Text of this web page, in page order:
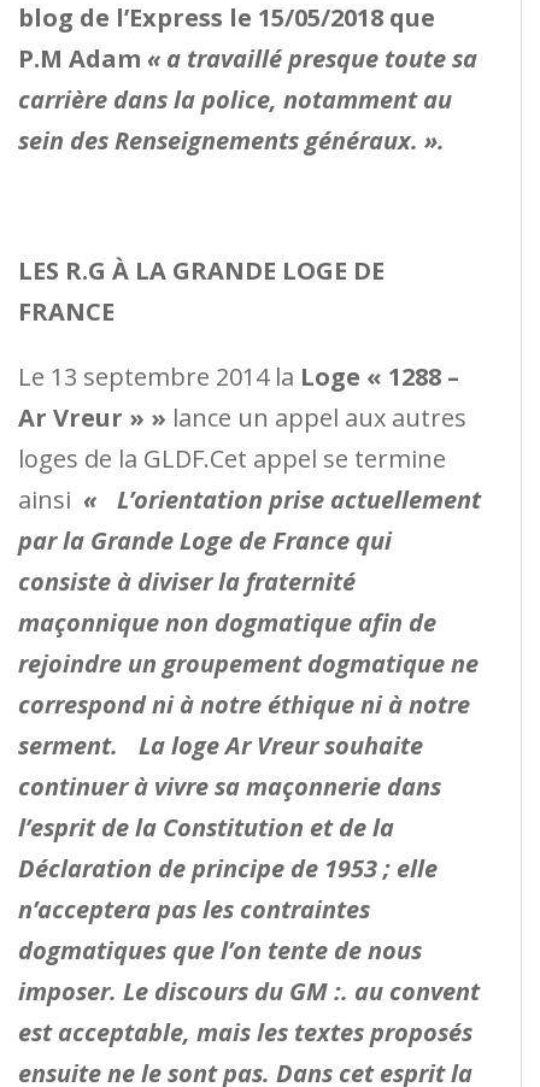
blog de l’Express le 15/05/2018 que
P.M Adam « a travaillé presque toute sa
carrière dans la police, notamment au
sein des Renseignements généraux. ».
LES R.G À LA GRANDE LOGE DE
FRANCE
Le 13 septembre 2014 la Loge « 1288 –
Ar Vreur » » lance un appel aux autres
loges de la GLDF.Cet appel se termine
ainsi «
L’orientation prise actuellement
par la Grande Loge de France qui
consiste à diviser la fraternité
maçonnique non dogmatique afin de
rejoindre un groupement dogmatique ne
correspond ni à notre éthique ni à notre
serment. La loge Ar Vreur souhaite
continuer à vivre sa maçonnerie dans
l’esprit de la Constitution et de la
Déclaration de principe de 1953 ; elle
n’acceptera pas les contraintes
dogmatiques que l’on tente de nous
imposer. Le discours du GM :. au convent
est acceptable, mais les textes proposés
ensuite ne le sont pas. Dans cet esprit la